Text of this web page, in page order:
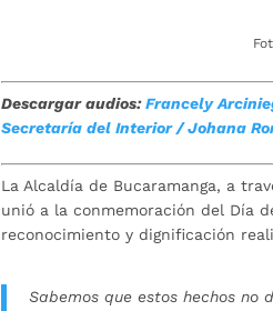
Descargar audios:Francely
Secretaría del Interior / Johana
La Alcaldía de Bucaramanga, a
unió a la conmemoración del Día
reconocimiento y dignificación
Sabemos que estos hechos no